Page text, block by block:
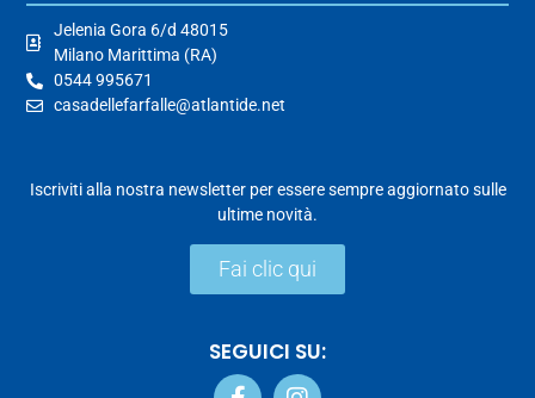
Jelenia Gora 6/d 48015
Milano Marittima (RA)
0544 995671
casadellefarfalle@atlantide.net
Iscriviti alla nostra newsletter per essere sempre aggiornato sulle
ultime novità.
Fai clic qui
SEGUICI SU: